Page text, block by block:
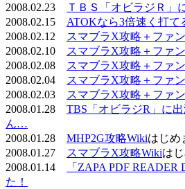
2008.02.23
ＴＢＳ「オビラジＲ」
2008.02.15 ATOKなら3倍速く打て
2008.02.12
スマブラX攻略＋ファ
2008.02.10
スマブラX攻略＋ファ
2008.02.08
スマブラX攻略＋ファ
2008.02.04
スマブラX攻略＋ファ
2008.02.03
スマブラX攻略＋ファ
2008.01.28 TBS「オビラジR」に
ん…
2008.01.28 MHP2G攻略Wikiはじめ
2008.01.27
スマブラX攻略Wikiは
2008.01.14
「ZAPA PDF
た！